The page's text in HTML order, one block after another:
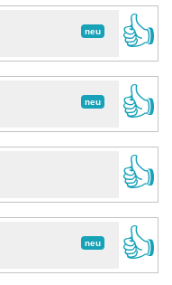
neu
👍
neu
👍
👍
neu
👍